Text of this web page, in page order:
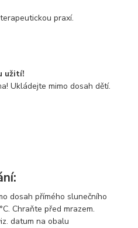
praxí.
užití!
Ukládejte mimo dosah dětí.
dosah přímého slunečního
Chraňte před mrazem.
datum na obalu